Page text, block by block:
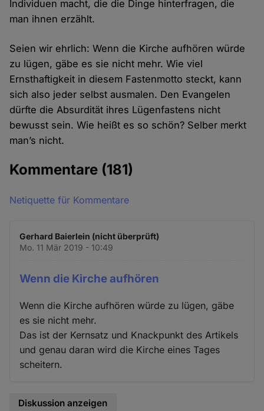
Individuen macht, die die Dinge hinterfragen, die
man ihnen erzählt.
Seien wir ehrlich: Wenn die Kirche aufhören würde
zu lügen, gäbe es sie nicht mehr. Wie viel
Ernsthaftigkeit in diesem Fastenmotto steckt, kann
sich also jeder selbst ausmalen. Den Evangelen
dürfte die Absurdität ihres Lügenfastens nicht
bewusst sein. Wie heißt es so schön? Selber merkt
man’s nicht.
Kommentare (181)
Netiquette für Kommentare
Gerhard Baierlein (nicht überprüft)
Mo. 11 Mär 2019 - 10:49
Wenn die Kirche aufhören
Wenn die Kirche aufhören würde zu lügen, gäbe
es sie nicht mehr.
Das ist der Kernsatz und Knackpunkt des Artikels
und genau daran wird die Kirche eines Tages
scheitern.
Diskussion anzeigen